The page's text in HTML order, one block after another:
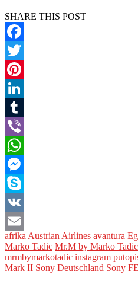
SHARE THIS POST
Facebook
Twitter
Pinterest
LinkedIn
Tumblr
Viber
WhatsApp
Messenger
Skype
VK
Email
afrika Austrian Airlines avantura
Marko Tadic Mr.M by Marko Tadic
mrmbymarkotadic instagram
Mark II Sony Deutschland Sony